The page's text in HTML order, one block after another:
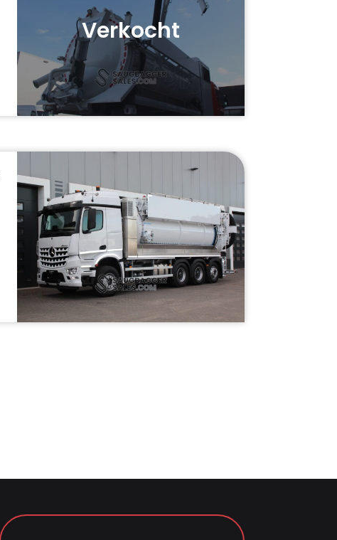
Verkocht